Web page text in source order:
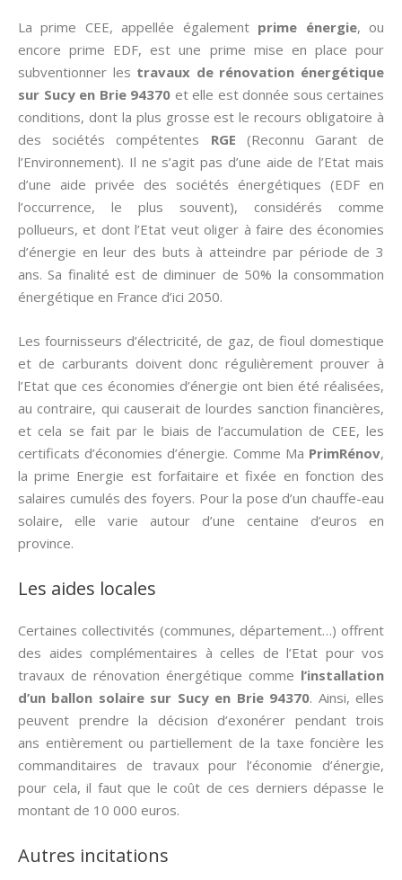
La prime CEE, appellée également prime énergie, ou
encore prime EDF, est une prime mise en place pour
subventionner les travaux de rénovation énergétique
sur Sucy en Brie 94370 et elle est donnée sous certaines
conditions, dont la plus grosse est le recours obligatoire à
des sociétés compétentes RGE (Reconnu Garant de
l’Environnement). Il ne s’agit pas d’une aide de l’Etat mais
d’une aide privée des sociétés énergétiques (EDF en
l’occurrence, le plus souvent), considérés comme
pollueurs, et dont l’Etat veut oliger à faire des économies
d’énergie en leur des buts à atteindre par période de 3
ans. Sa finalité est de diminuer de 50% la consommation
énergétique en France d’ici 2050.
Les fournisseurs d’électricité, de gaz, de fioul domestique
et de carburants doivent donc régulièrement prouver à
l’Etat que ces économies d’énergie ont bien été réalisées,
au contraire, qui causerait de lourdes sanction financières,
et cela se fait par le biais de l’accumulation de CEE, les
certificats d’économies d’énergie. Comme Ma PrimRénov,
la prime Energie est forfaitaire et fixée en fonction des
salaires cumulés des foyers. Pour la pose d’un chauffe-eau
solaire, elle varie autour d’une centaine d’euros en
province.
Les aides locales
Certaines collectivités (communes, département…) offrent
des aides complémentaires à celles de l’Etat pour vos
travaux de rénovation énergétique comme l’installation
d’un ballon solaire sur Sucy en Brie 94370. Ainsi, elles
peuvent prendre la décision d’exonérer pendant trois
ans entièrement ou partiellement de la taxe foncière les
commanditaires de travaux pour l’économie d’énergie,
pour cela, il faut que le coût de ces derniers dépasse le
montant de 10 000 euros.
Autres incitations